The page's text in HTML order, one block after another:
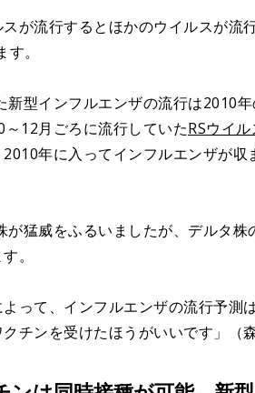
が流行するとほかのウイルスが流
。
型インフルエンザの流行は2010
12月ごろに流行していたRSウイル
年に入ってインフルエンザが
猛威をふるいましたが、デルタ株
。
って、インフルエンザの流行予測
チンを受けたほうがいいです」（森